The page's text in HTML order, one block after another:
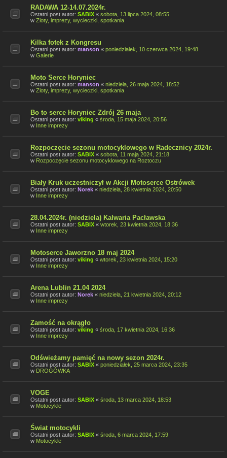
RADAWA 12-14.07.2024r.
Ostatni post autor: SABIX « sobota, 13 lipca 2024, 08:55
w Zloty, imprezy, wycieczki, spotkania
Kilka fotek z Kongresu
Ostatni post autor: manson « poniedziałek, 10 czerwca 2024, 19:48
w Galerie
Moto Serce Horyniec
Ostatni post autor: manson « niedziela, 26 maja 2024, 18:52
w Zloty, imprezy, wycieczki, spotkania
Bo to serce Horyniec Zdrój 26 maja
Ostatni post autor: viking « środa, 15 maja 2024, 20:56
w Inne imprezy
Rozpoczęcie sezonu motocyklowego w Radecznicy 2024r.
Ostatni post autor: SABIX « sobota, 11 maja 2024, 21:18
w Rozpoczęcie sezonu motocyklowego na Roztoczu
Biały Kruk uczestniczył w Akcji Motoserce Ostrówek
Ostatni post autor: Norek « niedziela, 28 kwietnia 2024, 20:50
w Inne imprezy
28.04.2024r. (niedziela) Kalwaria Pacławska
Ostatni post autor: SABIX « wtorek, 23 kwietnia 2024, 18:36
w Inne imprezy
Motoserce Jaworzno 18 maj 2024
Ostatni post autor: viking « wtorek, 23 kwietnia 2024, 15:20
w Inne imprezy
Arena Lublin 21.04 2024
Ostatni post autor: Norek « niedziela, 21 kwietnia 2024, 20:12
w Inne imprezy
Zamość na okrągło
Ostatni post autor: viking « środa, 17 kwietnia 2024, 16:36
w Inne imprezy
Odświeżamy pamięć na nowy sezon 2024r.
Ostatni post autor: SABIX « poniedziałek, 25 marca 2024, 23:35
w DROGÓWKA
VOGE
Ostatni post autor: SABIX « środa, 13 marca 2024, 18:53
w Motocykle
Świat motocykli
Ostatni post autor: SABIX « środa, 6 marca 2024, 17:59
w Motocykle